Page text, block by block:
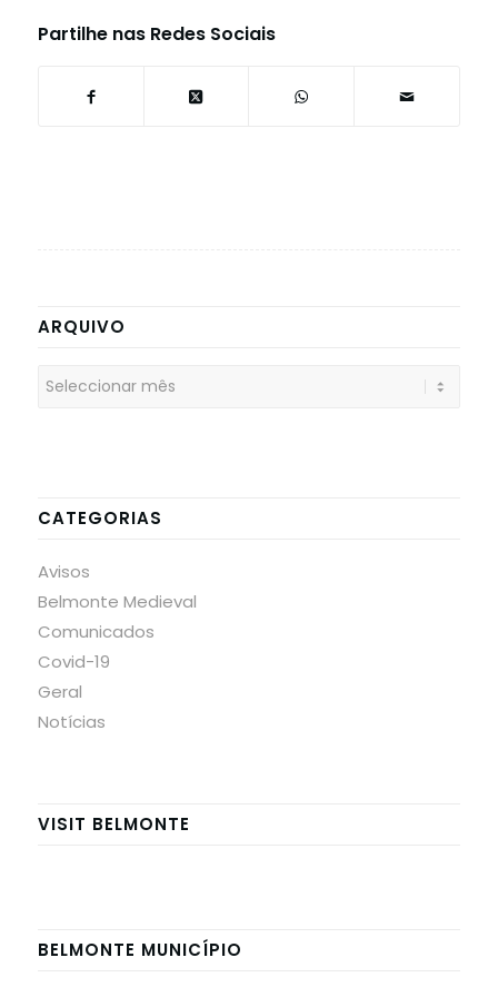
Partilhe nas Redes Sociais
ARQUIVO
CATEGORIAS
Avisos
Belmonte Medieval
Comunicados
Covid-19
Geral
Notícias
VISIT BELMONTE
BELMONTE MUNICÍPIO